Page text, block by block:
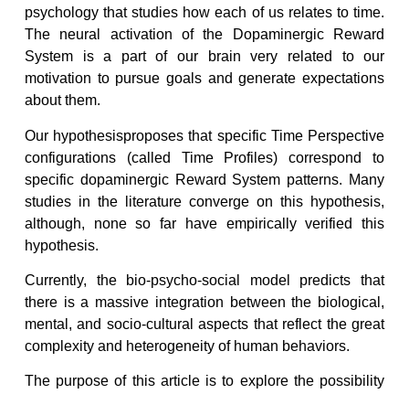
psychology that studies how each of us relates to time.
The neural activation of the Dopaminergic Reward
System is a part of our brain very related to our
motivation to pursue goals and generate expectations
about them.
Our hypothesisproposes that specific Time Perspective
configurations (called Time Profiles) correspond to
specific dopaminergic Reward System patterns. Many
studies in the literature converge on this hypothesis,
although, none so far have empirically verified this
hypothesis.
Currently, the bio-psycho-social model predicts that
there is a massive integration between the biological,
mental, and socio-cultural aspects that reflect the great
complexity and heterogeneity of human behaviors.
The purpose of this article is to explore the possibility